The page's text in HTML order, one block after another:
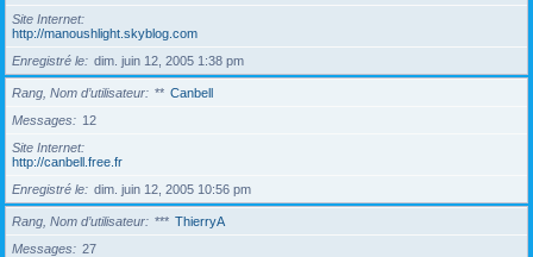
Site Internet
http://manoushlight.skyblog.com
Enregistré le
dim. juin 12, 2005 1:38 pm
Rang, Nom d’utilisateur ** Canbell
Messages
12
Site Internet
http://canbell.free.fr
Enregistré le
dim. juin 12, 2005 10:56 pm
Rang, Nom d’utilisateur *** ThierryA
Messages
27